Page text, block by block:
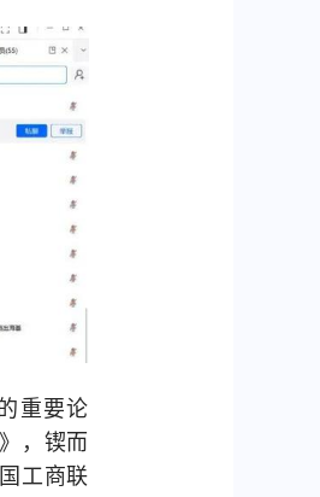
重要论
，锲而
工商联